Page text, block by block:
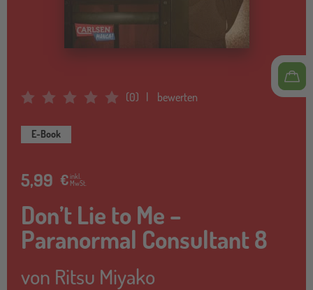
Average Rating: 0 (0) bewerten
E-Book
5,99 €inkl.
MwSt.
Don’t Lie to Me –
Paranormal Consultant 8
von Ritsu Miyako